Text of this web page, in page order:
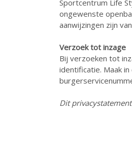
Sportcentrum Life
ongewenste
aanwijzingen zijn
Verzoek tot inzage
Bij verzoeken tot
identificatie. Maak
Dit